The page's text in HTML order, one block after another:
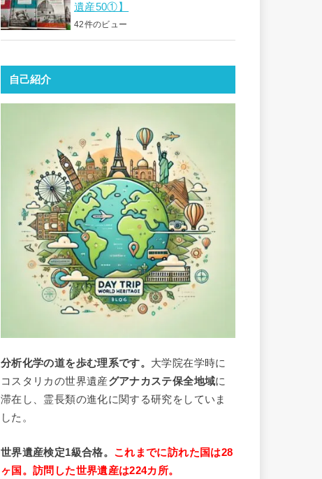
遺産50①】
42件のビュー
自己紹介
分析化学の道を歩む理系です。 大学院在学時に
コスタリカの世界遺産グアナカステ保全地域に
滞在し、霊長類の進化に関する研究をしていま
した。
世界遺産検定1級合格。 これまでに訪れた国は28
ヶ国。訪問した世界遺産は224カ所。